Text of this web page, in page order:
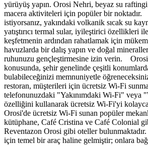
yürüyüş yapın. Orosi Nehri, beyaz su
macera aktiviteleri için popüler bir noktadır.
istiyorsanız, yakındaki volkanik sıcak su
yatıştırıcı termal sular, iyileştirici özellikleri
keşfetmenin ardından rahatlamak için
havuzlarda bir dalış yapın ve doğal
ruhunuzu gençleştirmesine izin verin.
konusunda, şehir genelinde çeşitli
bulabileceğinizi memnuniyetle
restoran, müşterileri için ücretsiz Wi-Fi
telefonunuzdaki "Yakınımdaki Wi-Fi" veya
özelliğini kullanarak ücretsiz Wi-Fi'yi
Orosi'de ücretsiz Wi-Fi sunan popüler
kütüphane, Café Cristina ve Café Colonial
Reventazon Orosi gibi oteller
için temel bir araç haline gelmiştir; onlara